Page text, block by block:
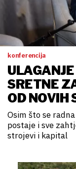
konferencija
SRETNE
OD NOVIH
Osim što se
postaje i sve
strojevi i kapital